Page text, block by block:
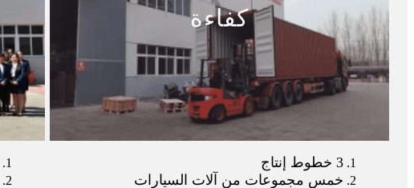
كفاءة
3 خطوط إنتاج
خمس مجموعات من آلات السيارات